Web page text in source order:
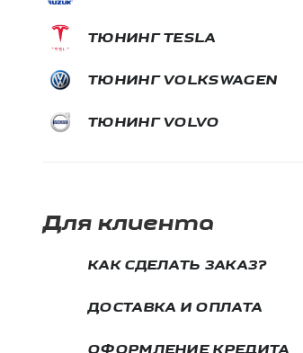
ТЮНИНГ TESLA
ТЮНИНГ VOLKSWAGEN
ТЮНИНГ VOLVO
Для клиента
КАК СДЕЛАТЬ ЗАКАЗ?
ДОСТАВКА И ОПЛАТА